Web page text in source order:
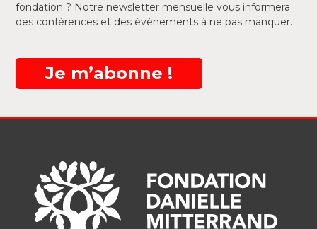
fondation ? Notre newsletter mensuelle vous informera
des conférences et des événements à ne pas manquer.
Je m’abonne !